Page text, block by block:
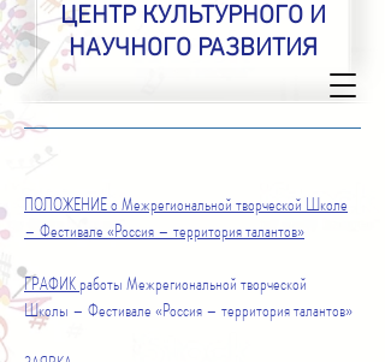
ЦЕНТР КУЛЬТУРНОГО И
НАУЧНОГО РАЗВИТИЯ
ПОЛОЖЕНИЕ оМежрегиональной творческой Школе
– Фестивале «Россия – территория талантов»
ГРАФИКработыМежрегиональной творческой
Школы – Фестивале «Россия – территория талантов»